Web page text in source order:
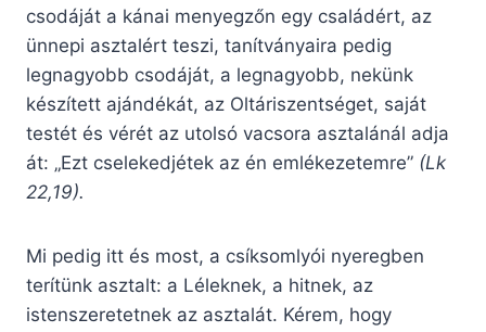
csodáját a kánai menyegzőn egy családért, az
ünnepi asztalért teszi, tanítványaira pedig
legnagyobb csodáját, a legnagyobb, nekünk
készített ajándékát, az Oltáriszentséget, saját
testét és vérét az utolsó vacsora asztalánál adja
át: „Ezt cselekedjétek az én emlékezetemre” (Lk
22,19).
Mi pedig itt és most, a csíksomlyói nyeregben
terítünk asztalt: a Léleknek, a hitnek, az
istenszeretetnek az asztalát. Kérem, hogy